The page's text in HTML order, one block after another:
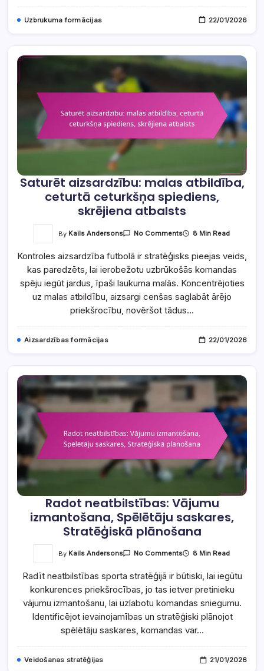
Uzbrukuma formācijas 22/01/2026
Saturēt aizsardzību: malas atbildība,
ceturtā ceturkšņa spiediens,
skrējiena atbalsts
By Kails Andersons No CommentsOn
Malas
Atbildība,
Ceturtā
Ceturkšņa
Spiediens,
Skrējiena
Atbalsts
8 Min Read
Kontroles aizsardzība futbolā ir stratēģisks pieejas veids,
kas paredzēts, lai ierobežotu uzbrūkošās komandas
spēju iegūt jardus, īpaši laukuma malās. Koncentrējoties
uz malas atbildību, aizsargi cenšas saglabāt ārējo
priekšrocību, novēršot tādus…
Aizsardzības formācijas 22/01/2026
Radot neatbilstības: Vājumu
izmantošana, Spēlētāju saskares,
Stratēģiskā plānošana
By Kails Andersons No CommentsOn
Vājumu
Izmantošana,
Spēlētāju
Saskares,
Stratēģiskā
Plānošana
8 Min Read
Radīt neatbilstības sporta stratēģijā ir būtiski, lai iegūtu
konkurences priekšrocības, jo tas ietver pretinieku
vājumu izmantošanu, lai uzlabotu komandas sniegumu.
Identificējot ievainojamības un stratēģiski plānojot
spēlētāju saskares, komandas var…
Veidošanas stratēģijas 21/01/2026